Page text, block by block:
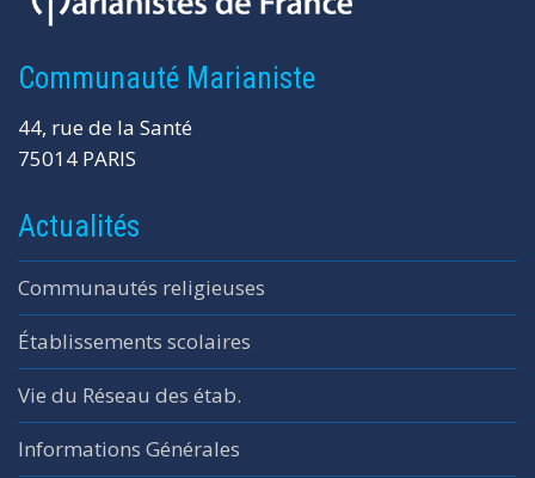
Communauté Marianiste
44, rue de la Santé
75014 PARIS
Actualités
Communautés religieuses
Établissements scolaires
Vie du Réseau des étab.
Informations Générales